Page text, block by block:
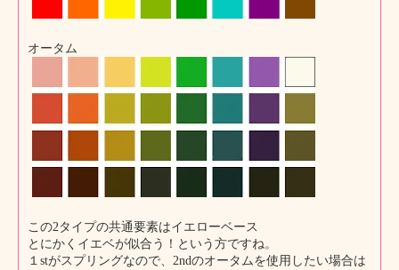
オータム
この2タイプの共通要素はイエローベース
とにかくイエベが似合う！という方ですね。
１stがスプリングなので、2ndのオータムを使用したい場合は